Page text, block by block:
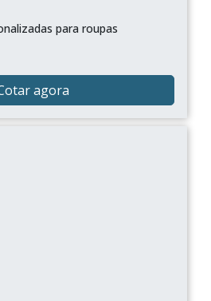
para roupas
agora